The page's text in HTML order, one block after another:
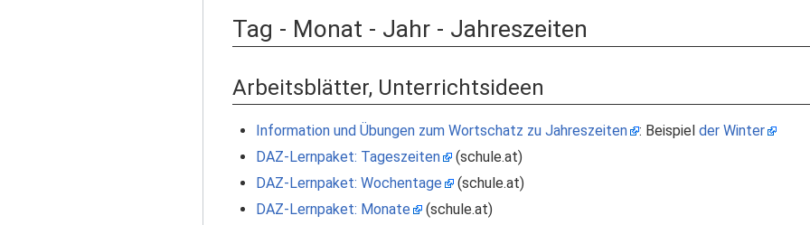
Tag - Monat - Jahr - Jahreszeiten
Arbeitsblätter, Unterrichtsideen
Information und Übungen zum Wortschatz zu Jahreszeiten : Beispiel der Winter
DAZ-Lernpaket: Tageszeiten
(schule.at)
DAZ-Lernpaket: Wochentage
(schule.at)
DAZ-Lernpaket: Monate
(schule.at)